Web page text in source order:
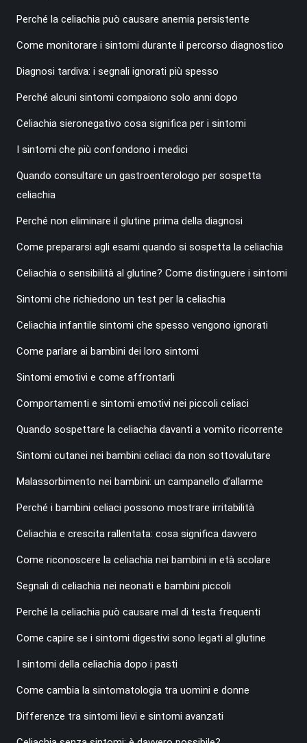
Perché la celiachia può causare anemia persistente
Come monitorare i sintomi durante il percorso diagnostico
Diagnosi tardiva: i segnali ignorati più spesso
Perché alcuni sintomi compaiono solo anni dopo
Celiachia sieronegativo cosa significa per i sintomi
I sintomi che più confondono i medici
Quando consultare un gastroenterologo per sospetta
celiachia
Perché non eliminare il glutine prima della diagnosi
Come prepararsi agli esami quando si sospetta la celiachia
Celiachia o sensibilità al glutine? Come distinguere i sintomi
Sintomi che richiedono un test per la celiachia
Celiachia infantile sintomi che spesso vengono ignorati
Come parlare ai bambini dei loro sintomi
Sintomi emotivi e come affrontarli
Comportamenti e sintomi emotivi nei piccoli celiaci
Quando sospettare la celiachia davanti a vomito ricorrente
Sintomi cutanei nei bambini celiaci da non sottovalutare
Malassorbimento nei bambini: un campanello d’allarme
Perché i bambini celiaci possono mostrare irritabilità
Celiachia e crescita rallentata: cosa significa davvero
Come riconoscere la celiachia nei bambini in età scolare
Segnali di celiachia nei neonati e bambini piccoli
Perché la celiachia può causare mal di testa frequenti
Come capire se i sintomi digestivi sono legati al glutine
I sintomi della celiachia dopo i pasti
Come cambia la sintomatologia tra uomini e donne
Differenze tra sintomi lievi e sintomi avanzati